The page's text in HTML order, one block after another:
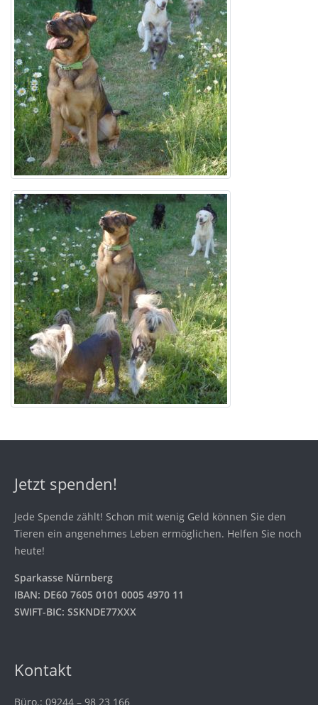
Jetzt spenden!
Jede Spende zählt! Schon mit wenig Geld können Sie den
Tieren ein angenehmes Leben ermöglichen. Helfen Sie noch
heute!
Sparkasse Nürnberg
IBAN: DE60 7605 0101 0005 4970 11
SWIFT-BIC: SSKNDE77XXX
Kontakt
Büro.: 09244 – 98 23 166